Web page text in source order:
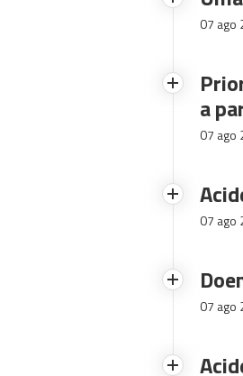
07 ago
a
07 ago
07 ago
07 ago